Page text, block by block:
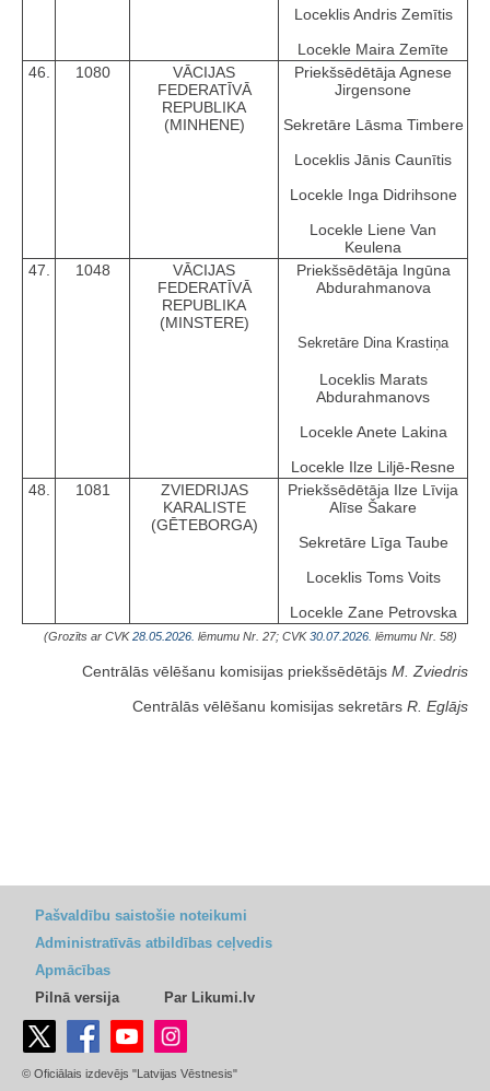
Loceklis Andris Zemītis
Locekle Maira Zemīte
46.
1080
VĀCIJAS
FEDERATĪVĀ
REPUBLIKA
(MINHENE)
Priekšsēdētāja Agnese
Jirgensone
Sekretāre Lāsma Timbere
Loceklis Jānis Caunītis
Locekle Inga Didrihsone
Locekle Liene Van
Keulena
47.
1048
VĀCIJAS
FEDERATĪVĀ
REPUBLIKA
(MINSTERE)
Priekšsēdētāja Ingūna
Abdurahmanova
Sekretāre Dina Krastiņa
Loceklis Marats
Abdurahmanovs
Locekle Anete Lakina
Locekle Ilze Liljē-Resne
48.
1081
ZVIEDRIJAS
KARALISTE
(GĒTEBORGA)
Priekšsēdētāja Ilze Līvija
Alīse Šakare
Sekretāre Līga Taube
Loceklis Toms Voits
Locekle Zane Petrovska
(Grozīts ar CVK28.05.2026. lēmumu Nr. 27; CVK30.07.2026. lēmumu Nr. 58)
Centrālās vēlēšanu komisijas priekšsēdētājs M. Zviedris
Centrālās vēlēšanu komisijas sekretārs R. Eglājs
Pašvaldību saistošie noteikumi
Administratīvās atbildības ceļvedis
Apmācības
Pilnā versija
Par Likumi.lv
© Oficiālais izdevējs "Latvijas Vēstnesis"